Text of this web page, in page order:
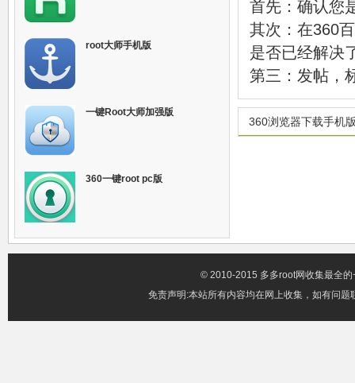
root大师手机版
一键Root大师加强版
360一键root pc版
首先：确认您
其次：在360
是否已经解决
第三：发帖，
360浏览器下载手机
© 2010-2015 多多root网收集最全
免责声明:本站所有内容均在网上收集，如有问